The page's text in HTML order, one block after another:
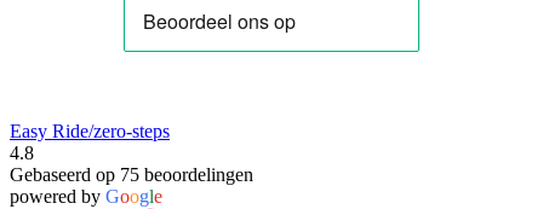
Easy Ride/zero-steps
4.8
Gebaseerd op 75 beoordelingen
powered by Google